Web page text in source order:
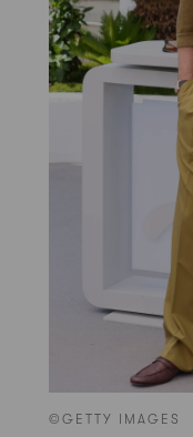
©GETTY IMAGES